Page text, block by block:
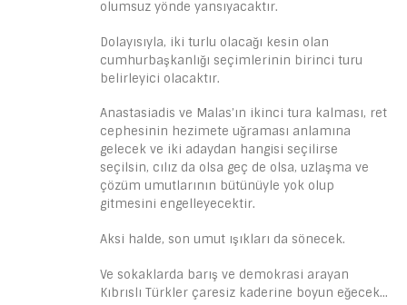
olumsuz yönde yansıyacaktır.
Dolayısıyla, iki turlu olacağı kesin olan
cumhurbaşkanlığı seçimlerinin birinci turu
belirleyici olacaktır.
Anastasiadis ve Malas’ın ikinci tura kalması, ret
cephesinin hezimete uğraması anlamına
gelecek ve iki adaydan hangisi seçilirse
seçilsin, cılız da olsa geç de olsa, uzlaşma ve
çözüm umutlarının bütünüyle yok olup
gitmesini engelleyecektir.
Aksi halde, son umut ışıkları da sönecek.
Ve sokaklarda barış ve demokrasi arayan
Kıbrıslı Türkler çaresiz kaderine boyun eğecek…